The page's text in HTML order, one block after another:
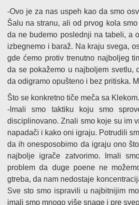
-Ovo je za nas uspeh kao da smo
Šalu na stranu, ali od prvog kola
da ne budemo poslednji na tabeli, a
izbegnemo i baraž. Na kraju svega,
gde ćemo protiv trenutno najboljeg
da se pokažemo u najboljem svetlu,
da odigramo opušteno i bez pritiska.
Što se konkretno tiče meča sa
-Imali smo taktiku koju smo
disciplinovano. Znali smo koje su im
napadači i kako oni igraju. Potrudili
da ih onesposobimo da igraju ono
najbolje igrače zatvorimo. Imali
problem da duge poene ne
gtreba, da nam nedostaje
Sve sto smo ispravili u najbitnijim
imali smo mnogo više snage i pre